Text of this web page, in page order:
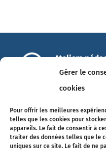
Gérer le
cookies
Pour offrir les meilleures
telles que les cookies pour
appareils. Le fait de consentir à
traiter des données telles que le
uniques sur ce site. Le fait de ne
Ateliers
14 Allée
Tél. 02 41 18